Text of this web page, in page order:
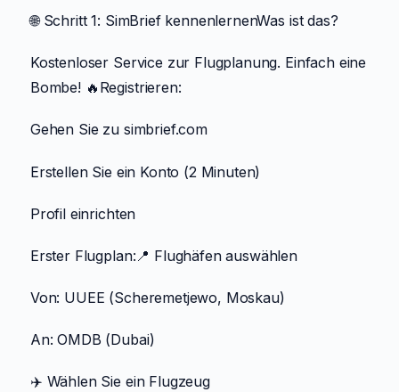
🌐 Schritt 1: SimBrief kennenlernenWas ist das?
Kostenloser Service zur Flugplanung. Einfach eine
Bombe! 🔥Registrieren:
Gehen Sie zu simbrief.com
Erstellen Sie ein Konto (2 Minuten)
Profil einrichten
Erster Flugplan:📍 Flughäfen auswählen
Von: UUEE (Scheremetjewo, Moskau)
An: OMDB (Dubai)
✈️ Wählen Sie ein Flugzeug